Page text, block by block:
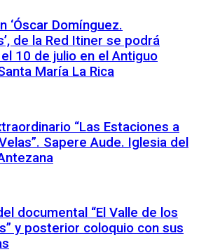
‘Óscar Domínguez.
de la Red Itiner se podrá
10 de julio en el Antiguo
María La Rica
“Las Estaciones a
Sapere Aude. Iglesia del
documental “El Valle de los
y posterior coloquio con sus